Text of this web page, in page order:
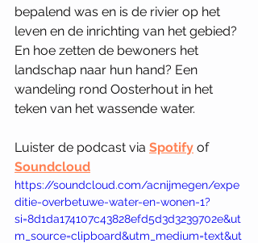
bepalend was en is de rivier op het
leven en de inrichting van het gebied?
En hoe zetten de bewoners het
landschap naar hun hand? Een
wandeling rond Oosterhout in het
teken van het wassende water.
Luister de podcast via Spotify of
Soundcloud
https://soundcloud.com/acnijmegen/expe
ditie-overbetuwe-water-en-wonen-1?
si=8d1da174107c43828efd5d3d3239702e&ut
m_source=clipboard&utm_medium=text&ut